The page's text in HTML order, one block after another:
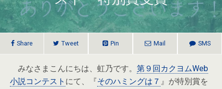
Share Tweet Pin Mail SMS
みなさまこんにちは、虹乃です。 第９回カクヨムWeb
小説コンテスト にて、『そのハミングは７ 』が特別賞を